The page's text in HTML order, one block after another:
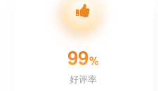
99%
好评率